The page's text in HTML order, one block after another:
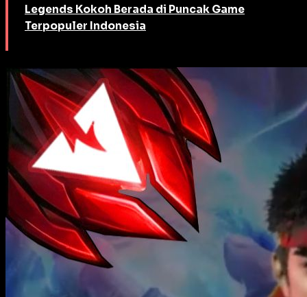
Legends Kokoh Berada di Puncak Game
Terpopuler Indonesia